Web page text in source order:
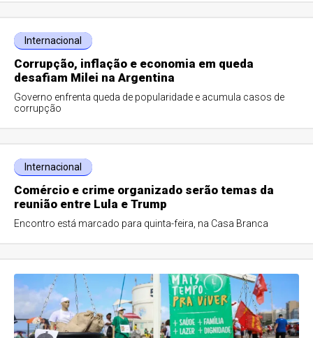
Internacional
Corrupção, inflação e economia em queda
desafiam Milei na Argentina
Governo enfrenta queda de popularidade e acumula casos de
corrupção
Internacional
Comércio e crime organizado serão temas da
reunião entre Lula e Trump
Encontro está marcado para quinta-feira, na Casa Branca